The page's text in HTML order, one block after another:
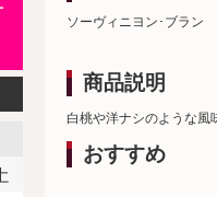
ソーヴィニヨン･ブラン
商品説明
白桃や洋ナシのような風
おすすめ